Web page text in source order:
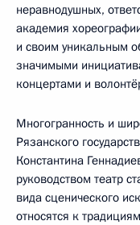
неравнодушных,
академия
и своим уникальным
значимыми
концертами и
Многогранность и
Рязанского
Константина
руководством театр
вида сценического
относятся к